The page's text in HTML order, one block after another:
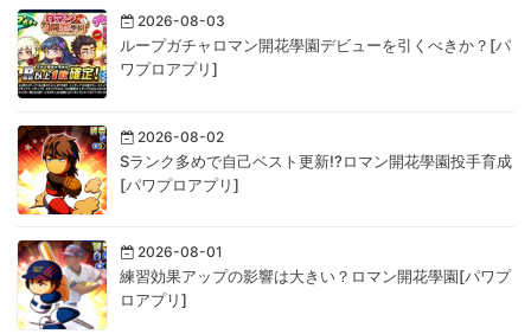
2026-08-03
ループガチャロマン開花學園デビューを引くべきか？[パ
ワプロアプリ]
2026-08-02
Sランク多めで自己ベスト更新!?ロマン開花學園投手育成
[パワプロアプリ]
2026-08-01
練習効果アップの影響は大きい？ロマン開花學園[パワプ
ロアプリ]